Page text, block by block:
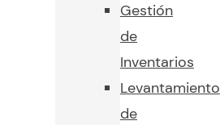
Gestión
de
Inventarios
Levantamiento
de